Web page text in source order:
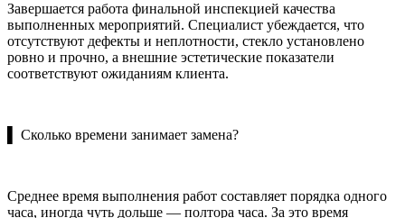
Завершается работа финальной инспекцией качества
выполненных мероприятий. Специалист убеждается, что
отсутствуют дефекты и неплотности, стекло установлено
ровно и прочно, а внешние эстетические показатели
соответствуют ожиданиям клиента.
▌ Сколько времени занимает замена?
Среднее время выполнения работ составляет порядка одного
часа, иногда чуть дольше — полтора часа. За это время